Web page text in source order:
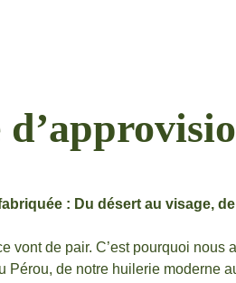
: Du désert au visage,
vont de pair. C’est pourquoi
Pérou, de notre huilerie moderne